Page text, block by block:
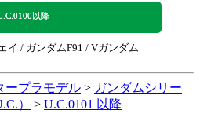
以降
イ / ガンダムF91 / Vガンダム
ープラモデル > ガンダムシリー
） > U.C.0101 以降